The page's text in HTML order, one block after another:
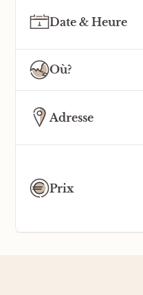
Date & Heure
Où?
Adresse
Prix